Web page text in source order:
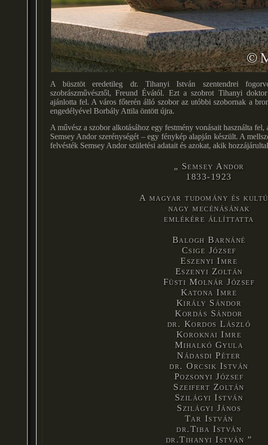
A büsztöt eredetileg dr. Tihanyi István szentendrei
szobrászművésztől, Freund Évától. Ezt a szobrot Tihanyi
ajánlotta fel. A város főterén álló szobor az utóbbi szobornak a
engedélyével Borbály Attila öntött újra.
A művész a szobor alkotásához egy festmény vonásait használta
Semsey Andor szerénységét – egy fénykép alapján készült. A
felvésték Semsey Andor születési adatait és azokat, akik
Semsey Andor
1833-1923
A magyar tudomány és
nagy mecénásának
emlékére állíttatta
Balogh Barnáné
Csige József
Eszenyi Imre
Eszenyi Zoltán
Füsti Molnár József
Katona Imre
Király Sándor
Kordás Sándor
dr. Kordos László
Koroknai Imre
Mihalkó Gyula
Nádasdi Péter
dr. Orcsik István
Pozsonyi József
Szeifert Zoltán
Szilágyi István
Szilágyi János
Tar István
dr.Tiba István
dr.Tihanyi István